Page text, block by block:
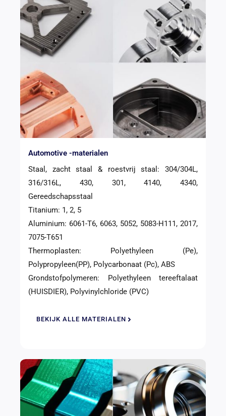
Automotive -materialen
Staal, zacht staal & roestvrij staal: 304/304L,
316/316L, 430, 301, 4140, 4340,
Gereedschapsstaal
Titanium: 1, 2, 5
Aluminium: 6061-T6, 6063, 5052, 5083-H111, 2017,
7075-T651
Thermoplasten: Polyethyleen (Pe),
Polypropyleen(PP), Polycarbonaat (Pc), ABS
Grondstofpolymeren: Polyethyleen tereeftalaat
(HUISDIER), Polyvinylchloride (PVC)
BEKIJK ALLE MATERIALEN